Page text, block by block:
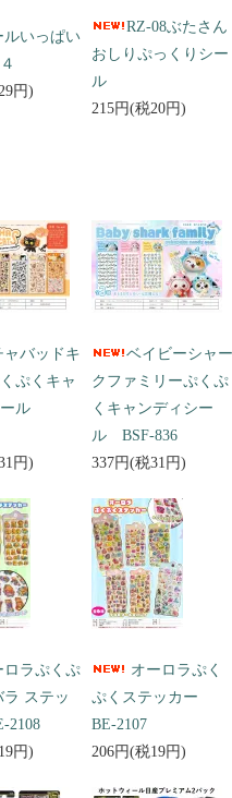
ルいっぱい
円)
RZ-08ぶたさん
おしりぷっくりシー
ル
215円(税20円)
ャバッドキ
ぷくキャ
ール
円)
ベイビーシャー
クファミリーぷくぷ
くキャンディシー
ル BSF-836
337円(税31円)
ロラぷくぷ
ラ ステッ
2108
円)
オーロラぷく
ぷくステッカー
BE-2107
206円(税19円)